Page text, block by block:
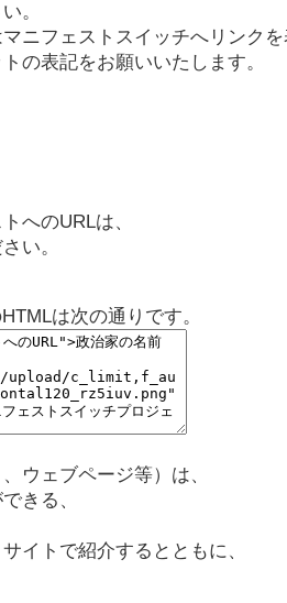
。
ニフェストスイッチへリンクを
の表記をお願いいたします。
へのURLは、
い。
は次の通りです。
ウェブページ等）は、
きる、
イトで紹介するとともに、